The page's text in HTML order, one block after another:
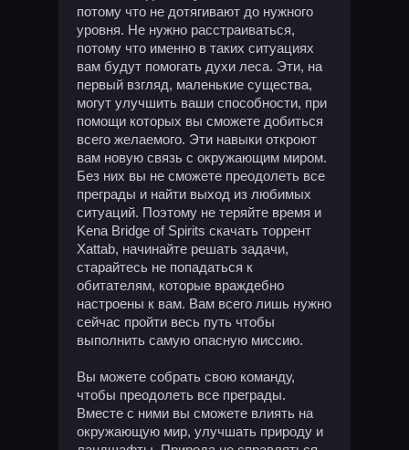
потому что не дотягивают до нужного
уровня. Не нужно расстраиваться,
потому что именно в таких ситуациях
вам будут помогать духи леса. Эти, на
первый взгляд, маленькие существа,
могут улучшить ваши способности, при
помощи которых вы сможете добиться
всего желаемого. Эти навыки откроют
вам новую связь с окружающим миром.
Без них вы не сможете преодолеть все
преграды и найти выход из любимых
ситуаций. Поэтому не теряйте время и
Kena Bridge of Spirits скачать торрент
Xattab, начинайте решать задачи,
старайтесь не попадаться к
обитателям, которые враждебно
настроены к вам. Вам всего лишь нужно
сейчас пройти весь путь чтобы
выполнить самую опасную миссию.
Вы можете собрать свою команду,
чтобы преодолеть все преграды.
Вместе с ними вы сможете влиять на
окружающую мир, улучшать природу и